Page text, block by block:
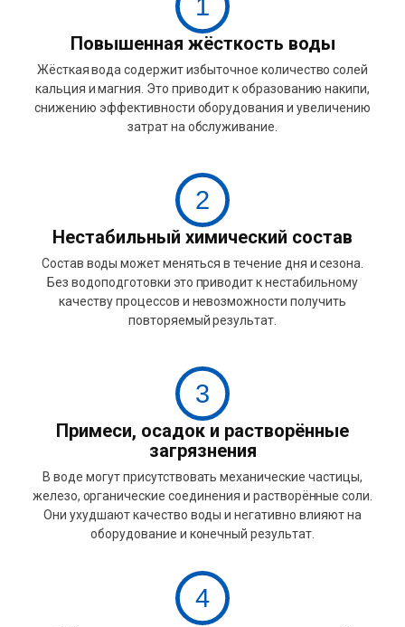
Повышенная жёсткость воды
Жёсткая вода содержит избыточное количество солей
кальция и магния. Это приводит к образованию накипи,
снижению эффективности оборудования и увеличению
затрат на обслуживание.
2
Нестабильный химический состав
Состав воды может меняться в течение дня и сезона.
Без водоподготовки это приводит к нестабильному
качеству процессов и невозможности получить
повторяемый результат.
3
Примеси, осадок и растворённые
загрязнения
В воде могут присутствовать механические частицы,
железо, органические соединения и растворённые соли.
Они ухудшают качество воды и негативно влияют на
оборудование и конечный результат.
4